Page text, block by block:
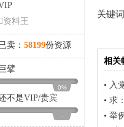
资料王
卖： 58199份资源
巨擘
0%
不是VIP/贵宾
-
关键词
相关
• 入
• 求
• 举